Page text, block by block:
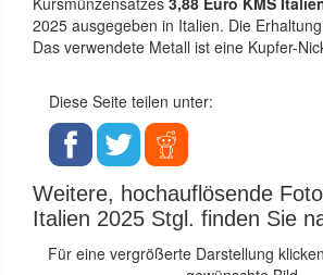
2025 ausgegeben in Italien. Die
Das verwendete Metall ist eine Kupfer-
Diese Seite teilen unter:
Weitere, hochauflösende
Italien 2025 Stgl. finden Sie
Für eine vergrößerte Darstellung